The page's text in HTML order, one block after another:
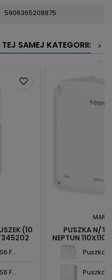
5906365208875
SAMEJ KATEGORII:
>
<
(10
F...
F...
favorite_border
PUSZKA N/T
NEPTUN
Puszka
Puszka